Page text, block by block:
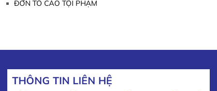
ĐƠN TỐ CÁO TỘI PHẠM
THÔNG TIN LIÊN HỆ